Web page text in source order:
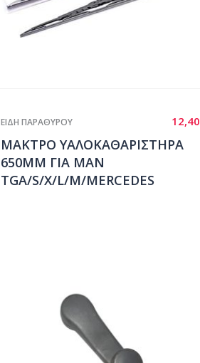
12,40
ΕΙΔΗ ΠΑΡΑΘΥΡΟΥ
ΜΑΚΤΡΟ ΥΑΛΟΚΑΘΑΡΙΣΤΗΡΑ
650ΜΜ ΓΙΑ MAN
TGA/S/X/L/M/MERCEDES